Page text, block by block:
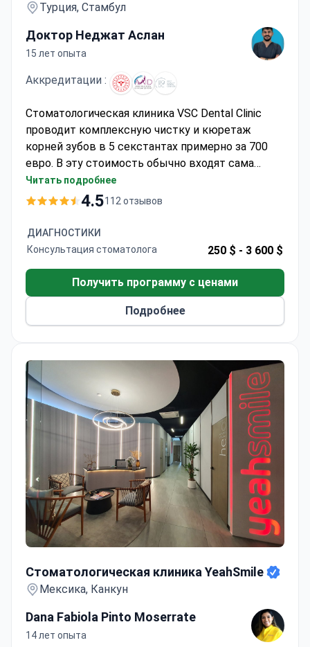
Турция, Стамбул
Доктор Неджат Аслан
15 лет опыта
Аккредитации :
Стоматологическая клиника VSC Dental Clinic
проводит комплексную чистку и кюретаж
корней зубов в 5 секстантах примерно за 700
евро. В эту стоимость обычно входят сама
процедура, местная анестезия и обработка всех
пораженных участков. Клиника имеет рейтинг
удовлетворенности пациентов 4,1 из 5. Для
тщательной пародонтологической чистки
ручные инструменты. Практика,
аккредитованная Турецкой медицинской
ассоциацией, расположена в центре Стамбула.
Точное ценообразование по секстантам (около
обеспечивает прозрачность расходов.
Читать подробнее
4.5112 отзывов
ДИАГНОСТИКИ
Консультация стоматолога
250 $ - 3 600 $
Получить программу с ценами
Подробнее
Стоматологическая клиника YeahSmile
Мексика, Канкун
Dana Fabiola Pinto Moserrate
14 лет опыта